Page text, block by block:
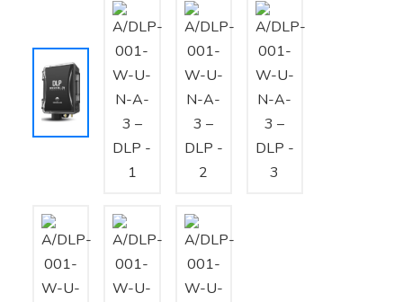
Tư vấn – Thiết kế – Cung cấp thiết bị HVAC
Tư vấn thiết kế, thi công tủ điều khiển
Thi công – Lắp đặt hệ thống HVAC